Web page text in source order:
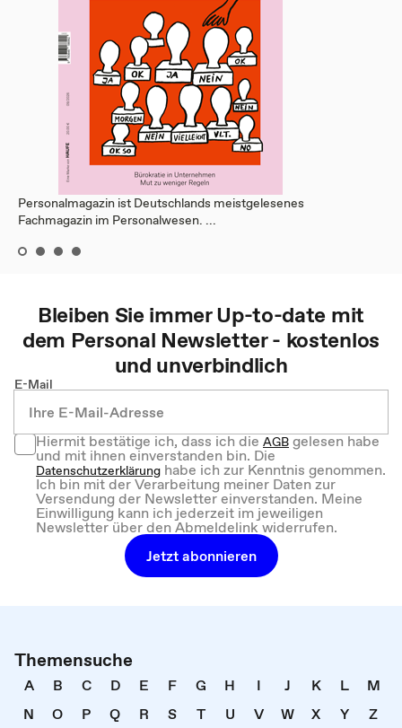
Personalmagazin ist Deutschlands meistgelesenes
Fachmagazin im Personalwesen. ...
Bleiben Sie immer Up-to-date mit
dem Personal Newsletter - kostenlos
und unverbindlich
E-Mail
Hiermit bestätige ich, dass ich dieAGBgelesen habe
und mit ihnen einverstanden bin. Die
Datenschutzerklärung habe ich zur Kenntnis genommen.
Ich bin mit der Verarbeitung meiner Daten zur
Versendung der Newsletter einverstanden. Meine
Einwilligung kann ich jederzeit im jeweiligen
Newsletter über den Abmeldelink widerrufen.
Jetzt abonnieren
Themensuche
A B C D E F G H I J K L
M
N
O P Q R S T U V W X Y
Z